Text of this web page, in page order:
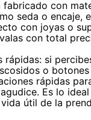
fabricado con
seda o encaje,
con joyas o
con total
rápidas: si
o
rápidas
Es lo
útil de la